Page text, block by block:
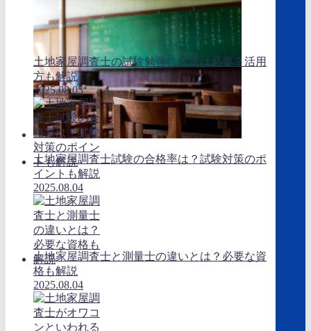
土地家屋調査士の試験勉強に六法は必要？活用
方も解説
2025.08.05
土地家屋調査士試験の合格率は？試験対策のポ
イントも解説
2025.08.04
土地家屋調査士と測量士の違いとは？必要な資
格も解説
2025.08.04